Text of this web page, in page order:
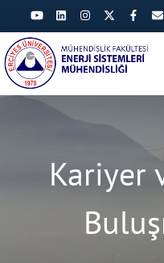
Kariyer